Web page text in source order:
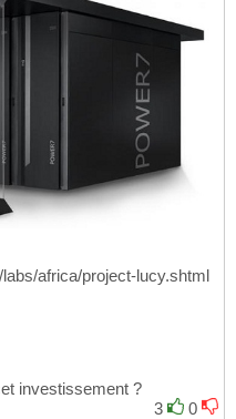
africa/project-lucy.shtml
investissement ?
3
0